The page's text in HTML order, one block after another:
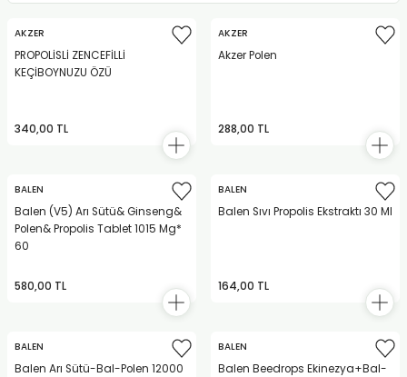
AKZER
PROPOLİSLİ ZENCEFİLLİ
KEÇİBOYNUZU ÖZÜ
340,00 TL
AKZER
Akzer Polen
288,00 TL
BALEN
Balen (V5) Arı Sütü& Ginseng&
Polen& Propolis Tablet 1015 Mg*
60
580,00 TL
BALEN
Balen Sıvı Propolis Ekstraktı 30 Ml
164,00 TL
BALEN
Balen Arı Sütü-Bal-Polen 12000
BALEN
Balen Beedrops Ekinezya+Bal-